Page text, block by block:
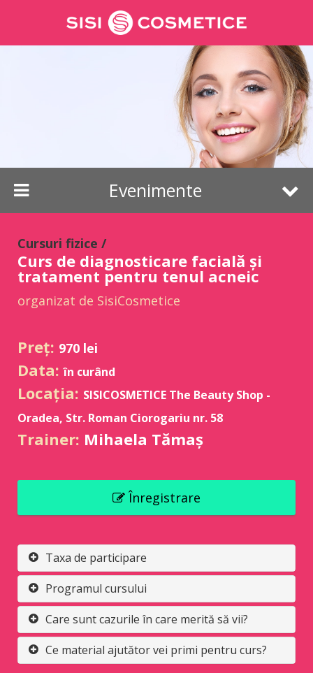
Evenimente
Cursuri individuale cu Mihaela
Cursuri online Evenimente
Cursuri fizice /
Curs de diagnosticare facială și
tratament pentru tenul acneic
organizat de SisiCosmetice
Preț: 970 lei
Data:în curând
Locația: SISICOSMETICE The Beauty Shop -
Oradea, Str. Roman Ciorogariu nr. 58
Trainer: Mihaela Tămaș
Înregistrare
Taxa de participare
Programul cursului
Care sunt cazurile în care merită să vii?
Ce material ajutător vei primi pentru curs?